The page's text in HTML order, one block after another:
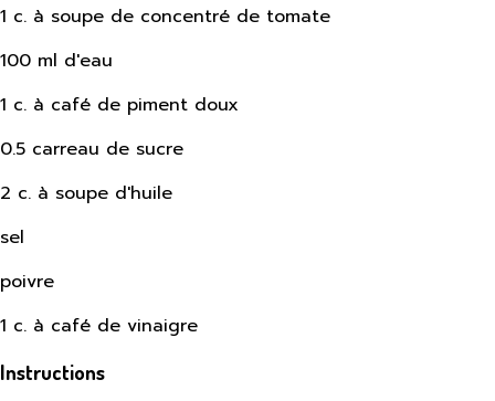
1 c. à soupe de concentré de tomate
100 ml d'eau
1 c. à café de piment doux
0.5 carreau de sucre
2 c. à soupe d'huile
sel
poivre
1 c. à café de vinaigre
Instructions